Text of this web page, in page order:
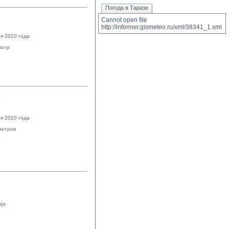
2010 года
2010 года
Погода в Таразе
Cannot open file
http://informer.gismeteo.ru/xml/38341_1.xml